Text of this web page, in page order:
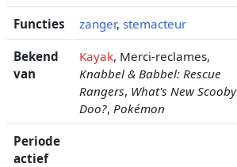
Functies zanger, stemacteur
Bekend
van
Kayak, Merci-reclames,
Knabbel & Babbel: Rescue
Rangers, What's New Scooby
Doo?, Pokémon
Periode
actief